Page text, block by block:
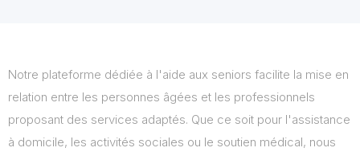
Notre plateforme dédiée à l'aide aux seniors facilite la mise en
relation entre les personnes âgées et les professionnels
proposant des services adaptés. Que ce soit pour l'assistance
à domicile, les activités sociales ou le soutien médical, nous